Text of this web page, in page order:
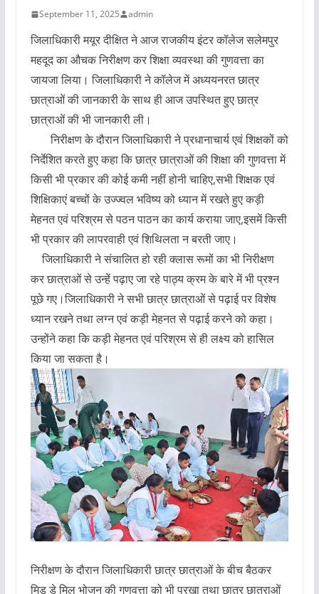
September 11, 2025 admin
जिलाधिकारी मयूर दीक्षित ने आज राजकीय इंटर कॉलेज सलेमपुर
महदूद का औचक निरीक्षण कर शिक्षा व्यवस्था की गुणवत्ता का
जायजा लिया। जिलाधिकारी ने कॉलेज में अध्ययनरत छात्र
छात्राओं की जानकारी के साथ ही आज उपस्थित हुए छात्र
छात्राओं की भी जानकारी ली।
निरीक्षण के दौरान जिलाधिकारी ने प्रधानाचार्य एवं शिक्षकों को
निर्देशित करते हुए कहा कि छात्र छात्राओं की शिक्षा की गुणवत्ता में
किसी भी प्रकार की कोई कमी नहीं होनी चाहिए,सभी शिक्षक एवं
शिक्षिकाएं बच्चों के उज्ज्वल भविष्य को ध्यान में रखते हुए कड़ी
मेहनत एवं परिश्रम से पठन पाठन का कार्य कराया जाए,इसमें किसी
भी प्रकार की लापरवाही एवं शिथिलता न बरती जाए।
जिलाधिकारी ने संचालित हो रही क्लास रूमों का भी निरीक्षण
कर छात्राओं से उन्हें पढ़ाए जा रहे पाठ्य क्रम के बारे में भी प्रश्न
पूछे गए।जिलाधिकारी ने सभी छात्र छात्राओं से पढ़ाई पर विशेष
ध्यान रखने तथा लग्न एवं कड़ी मेहनत से पढ़ाई करने को कहा।
उन्होंने कहा कि कड़ी मेहनत एवं परिश्रम से ही लक्ष्य को हासिल
किया जा सकता है।
निरीक्षण के दौरान जिलाधिकारी छात्र छात्राओं के बीच बैठकर
मिड डे मिल भोजन की गुणवत्ता को भी परखा तथा छात्र छात्राओं